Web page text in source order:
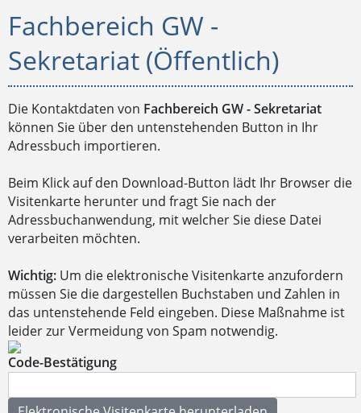
Fachbereich GW -
Sekretariat (Öffentlich)
Die Kontaktdaten von Fachbereich GW - Sekretariat
können Sie über den untenstehenden Button in Ihr
Adressbuch importieren.
Beim Klick auf den Download-Button lädt Ihr Browser die
Visitenkarte herunter und fragt Sie nach der
Adressbuchanwendung, mit welcher Sie diese Datei
verarbeiten möchten.
Wichtig: Um die elektronische Visitenkarte anzufordern
müssen Sie die dargestellen Buchstaben und Zahlen in
das untenstehende Feld eingeben. Diese Maßnahme ist
leider zur Vermeidung von Spam notwendig.
Code-Bestätigung